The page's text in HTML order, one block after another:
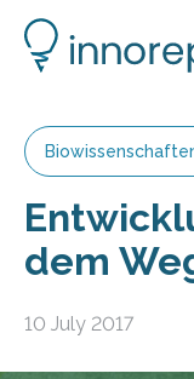
dem
10 July 2017